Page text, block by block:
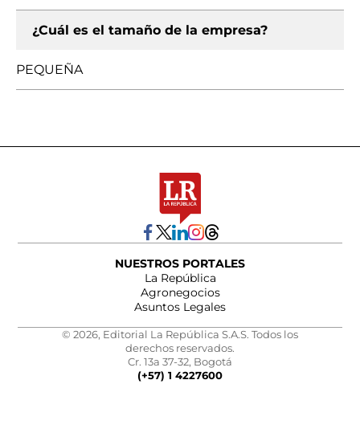
¿Cuál es el tamaño de la empresa?
PEQUEÑA
NUESTROS PORTALES
La República
Agronegocios
Asuntos Legales
© 2026, Editorial La República S.A.S. Todos los
derechos reservados.
Cr. 13a 37-32, Bogotá
(+57) 1 4227600